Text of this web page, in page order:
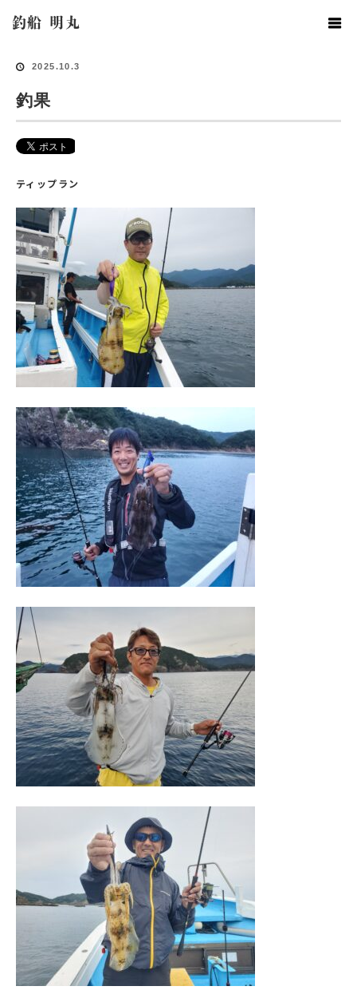
釣船 明丸
釣果情報
2025.10.3
釣果
ティップラン